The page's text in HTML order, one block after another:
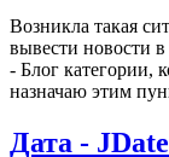
Возникла такая
вывести новости
- Блог категории,
назначаю этим
Дата -